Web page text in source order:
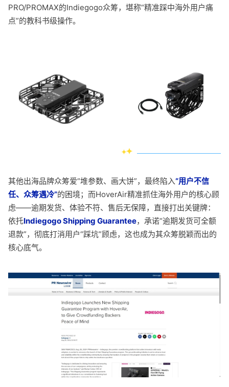
PRO/PROMAX的Indiegogo众筹，堪称“精准踩中海外用户痛
点”的教科书级操作。
其他出海品牌众筹爱“堆参数、画大饼”，最终陷入“用户不信
任、众筹遇冷”的困境；而HoverAir精准抓住海外用户的核心顾
虑——逾期发货、体验不符、售后无保障，直接打出关键牌：
依托Indiegogo Shipping Guarantee，承诺“逾期发货可全额
退款”，彻底打消用户“踩坑”顾虑，这也成为其众筹脱颖而出的
核心底气。